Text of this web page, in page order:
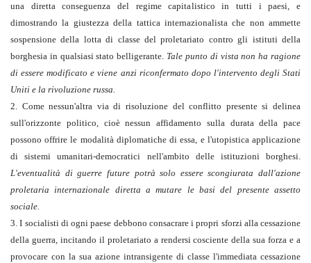
una diretta conseguenza del regime capitalistico in tutti i paesi, e
dimostrando la giustezza della tattica internazionalista che non ammette
sospensione della lotta di classe del proletariato contro gli istituti della
borghesia in qualsiasi stato belligerante. Tale punto di vista non ha ragione
di essere modificato e viene anzi riconfermato dopo l'intervento degli Stati
Uniti e la rivoluzione russa.
2. Come nessun'altra via di risoluzione del conflitto presente si delinea
sull'orizzonte politico, cioè nessun affidamento sulla durata della pace
possono offrire le modalità diplomatiche di essa, e l'utopistica applicazione
di sistemi umanitari-democratici nell'ambito delle istituzioni borghesi.
L'eventualità di guerre future potrà solo essere scongiurata dall'azione
proletaria internazionale diretta a mutare le basi del presente assetto
sociale.
3. I socialisti di ogni paese debbono consacrare i propri sforzi alla cessazione
della guerra, incitando il proletariato a rendersi cosciente della sua forza e a
provocare con la sua azione intransigente di classe l'immediata cessazione